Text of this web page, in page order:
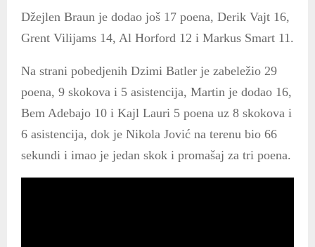
Džejlen Braun je dodao još 17 poena, Derik Vajt 16,
Grent Vilijams 14, Al Horford 12 i Markus Smart 11.
Na strani pobedjenih Dzimi Batler je zabeležio 29
poena, 9 skokova i 5 asistencija, Martin je dodao 16,
Bem Adebajo 10 i Kajl Lauri 5 poena uz 8 skokova i
6 asistencija, dok je Nikola Jović na terenu bio 66
sekundi i imao je jedan skok i promašaj za tri poena.